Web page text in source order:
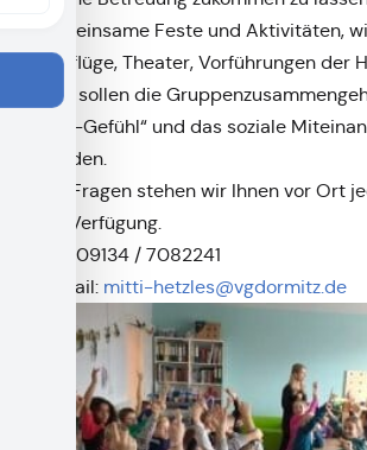
gemeinsame Feste und Aktivitäten,
Ausflüge, Theater, Vorführungen der
etc., sollen die
„Wir-Gefühl“ und das soziale
werden.
Für Fragen stehen wir Ihnen vor Ort
zur Verfügung.
Tel. 09134 / 7082241
E-Mail: mitti-hetzles@vgdormitz.de